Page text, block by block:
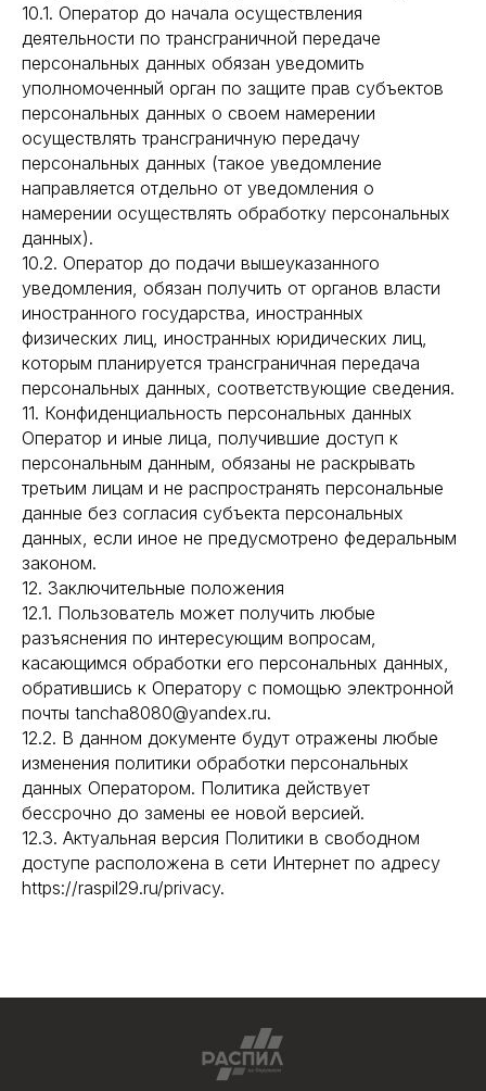
10.1. Оператор до начала осуществления
деятельности по трансграничной передаче
персональных данных обязан уведомить
уполномоченный орган по защите прав субъектов
персональных данных о своем намерении
осуществлять трансграничную передачу
персональных данных (такое уведомление
направляется отдельно от уведомления о
намерении осуществлять обработку персональных
данных).
10.2. Оператор до подачи вышеуказанного
уведомления, обязан получить от органов власти
иностранного государства, иностранных
физических лиц, иностранных юридических лиц,
которым планируется трансграничная передача
персональных данных, соответствующие сведения.
11. Конфиденциальность персональных данных
Оператор и иные лица, получившие доступ к
персональным данным, обязаны не раскрывать
третьим лицам и не распространять персональные
данные без согласия субъекта персональных
данных, если иное не предусмотрено федеральным
законом.
12. Заключительные положения
12.1. Пользователь может получить любые
разъяснения по интересующим вопросам,
касающимся обработки его персональных данных,
обратившись к Оператору с помощью электронной
почты tancha8080@yandex.ru.
12.2. В данном документе будут отражены любые
изменения политики обработки персональных
данных Оператором. Политика действует
бессрочно до замены ее новой версией.
12.3. Актуальная версия Политики в свободном
доступе расположена в сети Интернет по адресу
https://raspil29.ru/privacy.